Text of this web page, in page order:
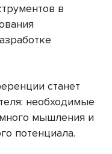
в
станет
необходимые
мышления и
потенциала.